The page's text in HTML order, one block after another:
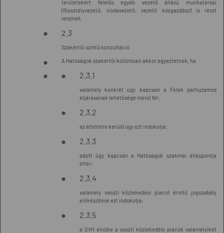
területekért felelős egyéb vezető állású munkatársai
(főosztályvezető, irodavezető, vezető közgazdász) is részt
vesznek.
2.3
Szakértői szintű konzultáció
A Hatóságok szakértői különösen akkor egyeztetnek, ha
2.3.1
valamely konkrét ügy kapcsán a Felek párhuzamos
eljárásának lehetősége merül fel;
2.3.2
az áttételre kerülő ügy ezt indokolja;
2.3.3
adott ügy kapcsán a Hatóságok szakmai álláspontja
eltér;
2.3.4
valamely vasúti közlekedési piacot érintő jogszabály
előkészítése ezt indokolja;
2.3.5
a GVH elnöke a vasúti közlekedési piacok valamelyikét